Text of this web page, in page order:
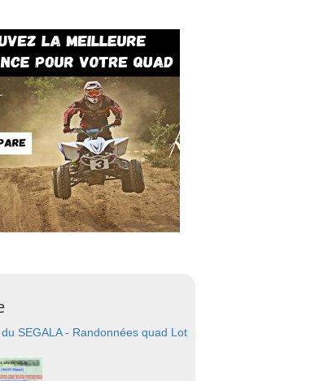
SEGALA - Randonnées quad Lot